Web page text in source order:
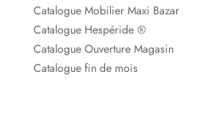
Catalogue Mobilier Maxi Bazar
Catalogue Hespéride ®
Catalogue Ouverture Magasin
Catalogue fin de mois